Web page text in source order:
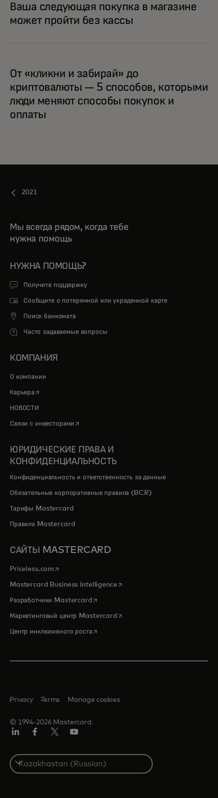
Ваша следующая покупка в магазине
может пройти без кассы
От «кликни и забирай» до
криптовалюты — 5 способов, которыми
люди меняют способы покупок и
оплаты
2021
Мы всегда рядом, когда тебе
нужна помощь
НУЖНА ПОМОЩЬ?
Получите поддержку
Сообщите о потерянной или украденной карте
Поиск банкомата
Часто задаваемые вопросы
КОМПАНИЯ
О компании
Карьера opens in a new tab
НОВОСТИ
Связи с инвесторами opens in a new tab
ЮРИДИЧЕСКИЕ ПРАВА И
КОНФИДЕНЦИАЛЬНОСТЬ
Конфиденциальность и ответственность за данные
Обязательные корпоративные правила (BCR)
Тарифы Mastercard
Правила Mastercard
САЙТЫ MASTERCARD
Priceless.com opens in a new tab
Mastercard Business Intelligenceopens in a new tab
Разработчики Mastercardopens in a new tab
Маркетинговый центр Mastercardopens in a new tab
Центр инклюзивного ростаopens in a new tab
© 1994-2026 Mastercard.
Privacy Terms Manage cookies
Select
a
country